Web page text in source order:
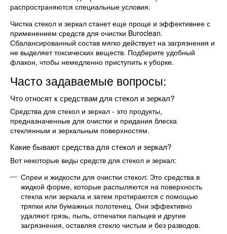
распространяются специальные условия.
Чистка стекол и зеркал станет еще проще и эффективнее с
применением средств для очистки Buroclean.
Сбалансированный состав мягко действует на загрязнения и
не выделяет токсических веществ. Подберите удобный
флакон, чтобы немедленно приступить к уборке.
Часто задаваемые вопросы:
Что относят к средствам для стекол и зеркал?
Средства для стекол и зеркал - это продукты,
предназначенные для очистки и придания блеска
стеклянным и зеркальным поверхностям.
Какие бывают средства для стекол и зеркал?
Вот некоторые виды средств для стекол и зеркал:
Спреи и жидкости для очистки стекол: Это средства в
жидкой форме, которые распыляются на поверхность
стекла или зеркала и затем протираются с помощью
тряпки или бумажных полотенец. Они эффективно
удаляют грязь, пыль, отпечатки пальцев и другие
загрязнения, оставляя стекло чистым и без разводов.